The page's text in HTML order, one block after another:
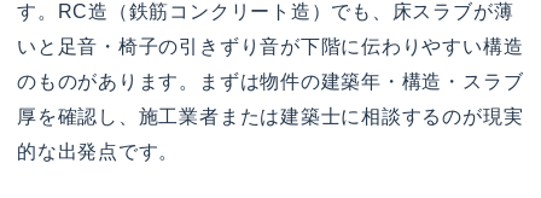
す。RC造（鉄筋コンクリート造）でも、床スラブが薄
いと足音・椅子の引きずり音が下階に伝わりやすい構造
のものがあります。まずは物件の建築年・構造・スラブ
厚を確認し、施工業者または建築士に相談するのが現実
的な出発点です。